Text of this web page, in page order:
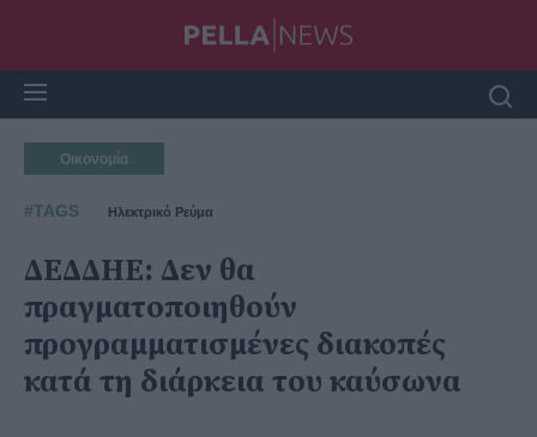
Οικονομία
#TAGS Ηλεκτρικό Ρεύμα
ΔΕΔΔΗΕ: Δεν θα
πραγματοποιηθούν
προγραμματισμένες διακοπές
κατά τη διάρκεια του καύσωνα